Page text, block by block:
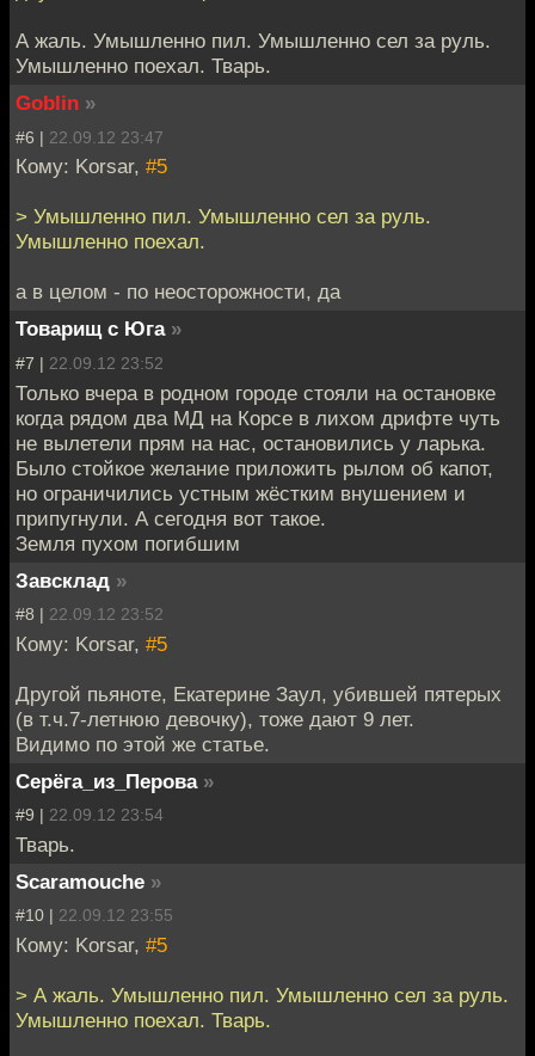
А жаль. Умышленно пил. Умышленно сел за руль.
Умышленно поехал. Тварь.
Goblin »
#6 | 22.09.12 23:47
Кому: Korsar, #5
> Умышленно пил. Умышленно сел за руль.
Умышленно поехал.
а в целом - по неосторожности, да
Товарищ с Юга »
#7 | 22.09.12 23:52
Только вчера в родном городе стояли на остановке
когда рядом два МД на Корсе в лихом дрифте чуть
не вылетели прям на нас, остановились у ларька.
Было стойкое желание приложить рылом об капот,
но ограничились устным жёстким внушением и
припугнули. А сегодня вот такое.
Земля пухом погибшим
Завсклад »
#8 | 22.09.12 23:52
Кому: Korsar, #5
Другой пьяноте, Екатерине Заул, убившей пятерых
(в т.ч.7-летнюю девочку), тоже дают 9 лет.
Видимо по этой же статье.
Серёга_из_Перова »
#9 | 22.09.12 23:54
Тварь.
Scaramouche »
#10 | 22.09.12 23:55
Кому: Korsar, #5
> А жаль. Умышленно пил. Умышленно сел за руль.
Умышленно поехал. Тварь.